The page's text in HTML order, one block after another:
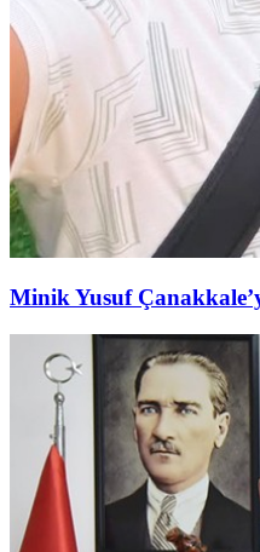
Minik Yusuf